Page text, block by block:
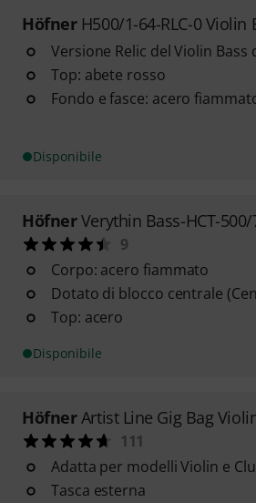
Höfner H500/1-64-RLC-0 Violin
Versione Relic del Violin Bass
Top: abete rosso
Fondo e fasce: acero
Disponibile
HöfnerVerythin Bass-HCT-500/
9
Corpo: acero fiammato
Dotato di blocco centrale
Top: acero
Disponibile
HöfnerArtist Line Gig Bag
111
Adatta per modelli Violin e
Tasca esterna